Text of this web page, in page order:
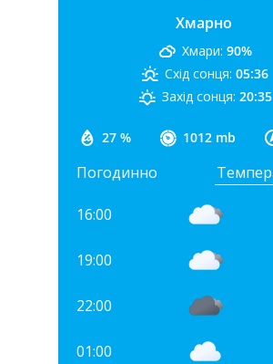
Хмарно
27 % 1012 mb
Хмари: 90%
Схід сонця: 05:36
Захід сонця: 20:35
Погодинно
16:00
19:00
22:00
01:00